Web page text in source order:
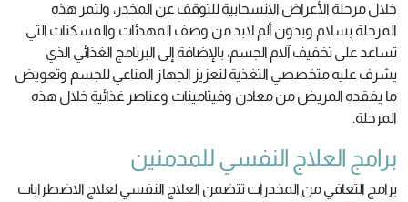
خلال مرحلة الأعراض الانسحابية للتوقف عن المخدر، ولتمر هذه
المرحلة بسلام وبدون ألم لابد من وصف المهدئات والمسكنات التي
تساعد على تخفيف آلام الجسم، بالإضافة إلى البرنامج الغذائي الذي
يشرف عليه متخصصي التغذية لتعزيز الجهاز المناعي للجسم وتعويض
ما يفقده المريض من معادن وفيتامينات وعناصر غذائية خلال هذه
المرحلة.
برامج العلاج النفسي للمدمنين
برامج التعافي من المخدرات تتضمن العلاج النفسي لعلاج الاضطرابات